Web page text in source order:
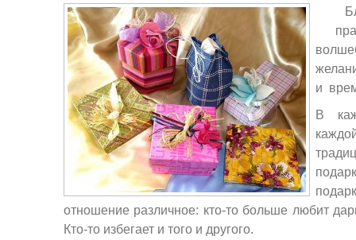
и
В
отношение различное: кто-то больше любит
Кто-то избегает и того и другого.